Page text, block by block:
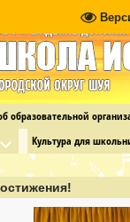
образовательной
Культура для